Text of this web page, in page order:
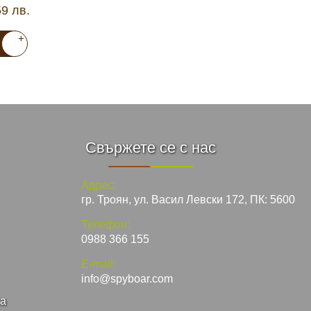
лв.
+
Свържете се с нас
Адрес:
гр. Троян, ул. Васил Левски 172, ПК: 5600
Телефон:
0988 366 155
E-mail:
info@spyboar.com